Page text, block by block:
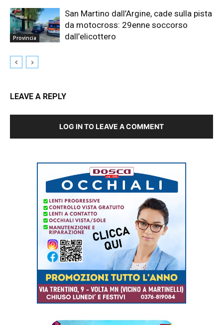
Provincia
San Martino dall’Argine, cade sulla pista
da motocross: 29enne soccorso
dall’elicottero
LEAVE A REPLY
LOG IN TO LEAVE A COMMENT